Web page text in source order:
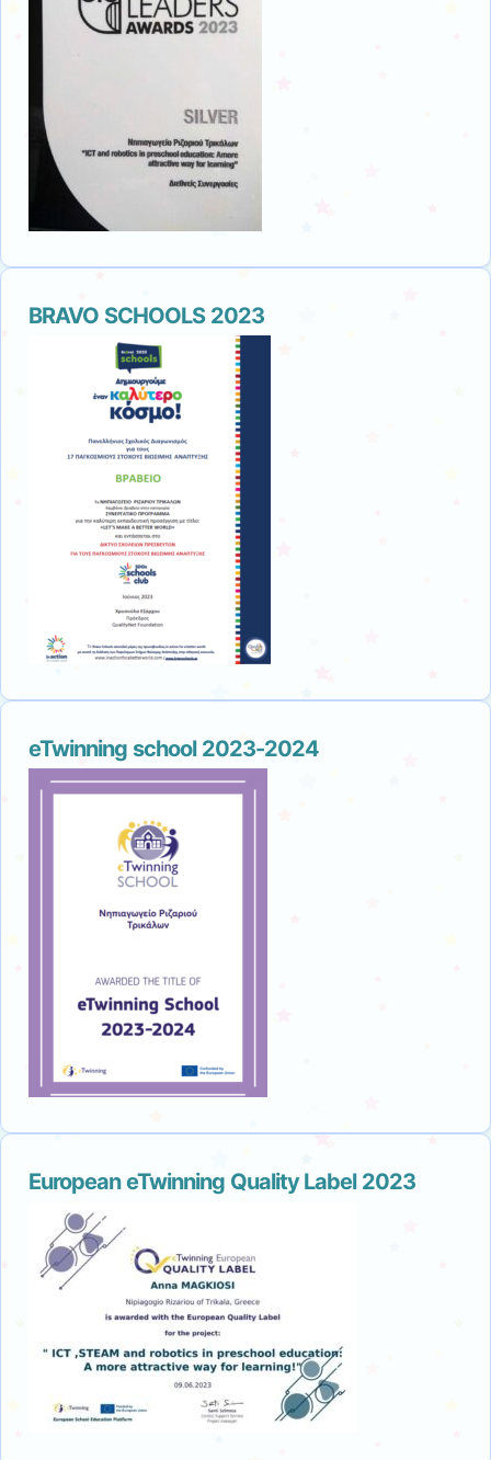
BRAVO SCHOOLS 2023
eTwinning school 2023-2024
European eTwinning Quality Label 2023